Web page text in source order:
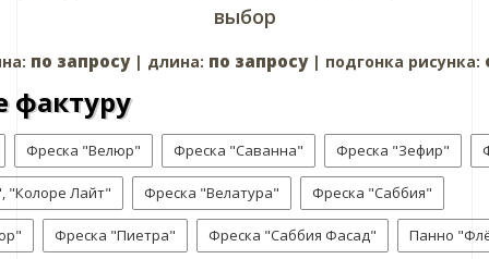
выбор
по запросу| длина: по запросу| подгонка рисунка:
фактуру
Фреска "Велюр" Фреска "Саванна" Фреска "Зефир"
"Колоре Лайт" Фреска "Велатура" Фреска "Саббия"
Фреска "Пиетра" Фреска "Саббия Фасад" Панно